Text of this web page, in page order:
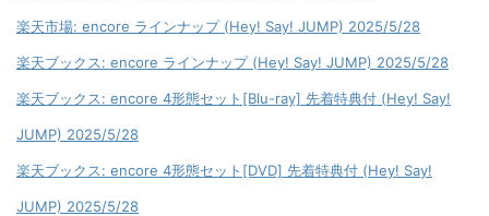
楽天市場: encore ラインナップ (Hey! Say! JUMP) 2025/5/28
楽天ブックス: encore ラインナップ (Hey! Say! JUMP) 2025/5/28
楽天ブックス: encore 4形態セット[Blu-ray] 先着特典付 (Hey! Say!
JUMP) 2025/5/28
楽天ブックス: encore 4形態セット[DVD] 先着特典付 (Hey! Say!
JUMP) 2025/5/28